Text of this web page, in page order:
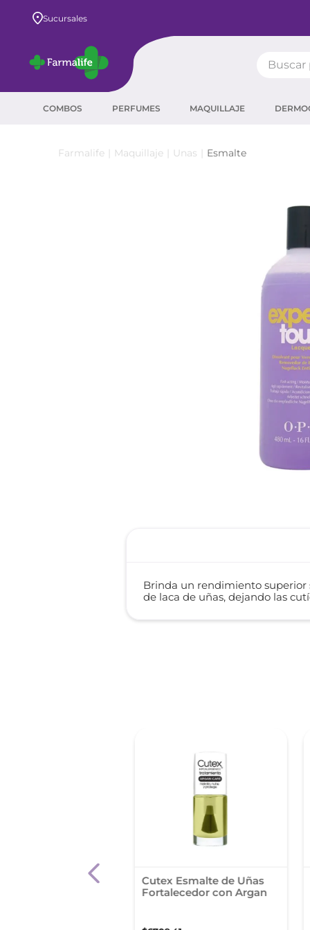
Sucursales
COMBOS PERFUMES MAQUILLAJE
Maquillaje Unas Esmalte
Brinda un rendimiento superior
de laca de uñas, dejando las
Cutex Esmalte de Uñas
Fortalecedor con Argan